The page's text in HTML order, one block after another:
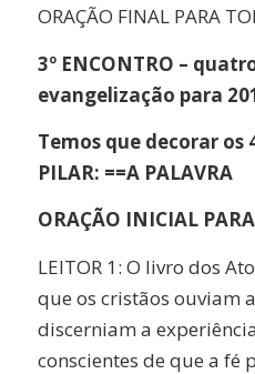
ORAÇÃO FINAL PARA
3º ENCONTRO –
evangelização para
Temos que decorar os
PILAR: ==A PALAVRA
ORAÇÃO INICIAL
LEITOR 1: O livro dos
que os cristãos ouviam
discerniam a
conscientes de que a fé